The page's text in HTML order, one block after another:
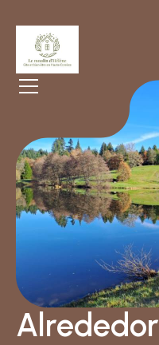
Alrededor